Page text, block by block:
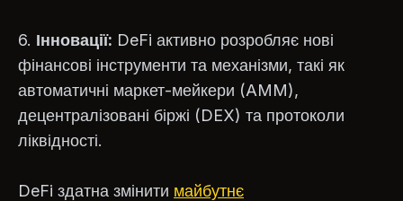
6. Інновації: DeFi активно розробляє нові
фінансові інструменти та механізми, такі як
автоматичні маркет-мейкери (AMM),
децентралізовані біржі (DEX) та протоколи
ліквідності.
DeFi здатна змінити майбутнє